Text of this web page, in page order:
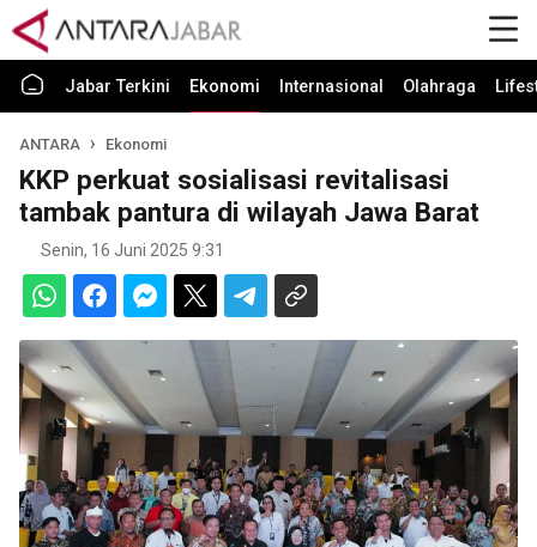
Jabar Terkini Ekonomi Internasional Olahraga
ANTARA Ekonomi
KKP perkuat sosialisasi revitalisasi
tambak pantura di wilayah Jawa Barat
Senin, 16 Juni 2025 9:31